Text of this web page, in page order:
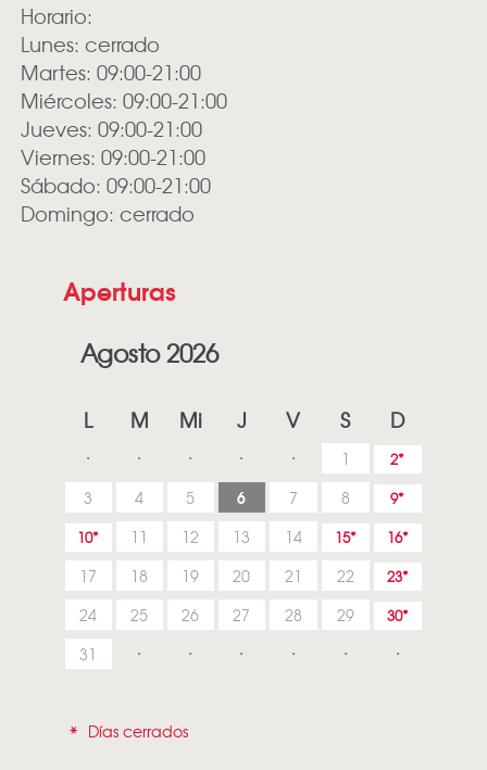
Horario:
Lunes: cerrado
Martes: 09:00-21:00
Miércoles: 09:00-21:00
Jueves: 09:00-21:00
Viernes: 09:00-21:00
Sábado: 09:00-21:00
Domingo: cerrado
Aperturas
Agosto 2026
L M Mi J V S D
1 2
3 4 5 6 7 8
9
10
11 12 13 14 15 16
17 18 19 20 21 22 23
24 25 26 27 28 29 30
31
* Días cerrados